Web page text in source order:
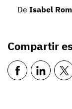
De Isabel
Compartir